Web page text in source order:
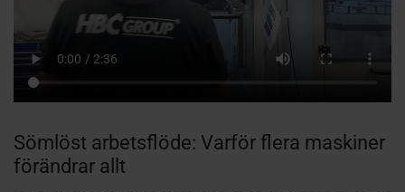
Sömlöst arbetsflöde: Varför flera maskiner
förändrar allt